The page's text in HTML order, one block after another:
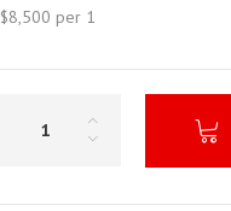
$8,500 per 1